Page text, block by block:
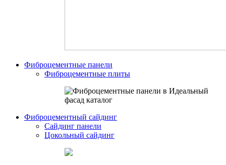
Фиброцементные панели
Фиброцементные плиты
Фиброцементный сайдинг
Сайдинг панели
Цокольный сайдинг